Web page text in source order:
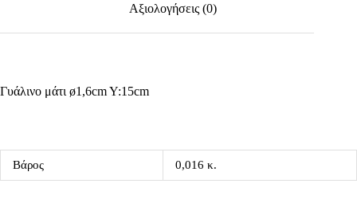
Αξιολογήσεις (0)
Γυάλινο μάτι ø1,6cm Y:15cm
Βάρος 0,016 κ.